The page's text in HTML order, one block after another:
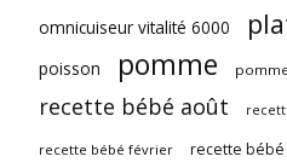
omnicuiseur vitalité 6000
poisson
pomme
recette bébé août
recette bébé février recette bébé